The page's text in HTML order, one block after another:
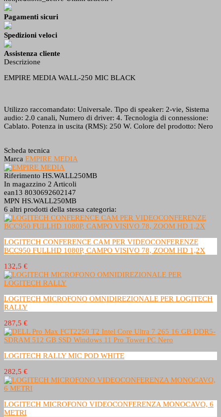
Pagamenti sicuri
Spedizioni veloci
Assistenza cliente
Descrizione
EMPIRE MEDIA WALL-250 MIC BLACK
Utilizzo raccomandato: Universale. Tipo di speaker: 2-vie, Sistema
audio: 2.0 canali, Numero di driver: 4. Tecnologia di connessione:
Cablato. Potenza in uscita (RMS): 250 W. Colore del prodotto: Nero
Scheda tecnica
Marca EMPIRE MEDIA
Riferimento HS.WALL250MB
In magazzino 2 Articoli
ean13 8030692602147
MPN HS.WALL250MB
6 altri prodotti della stessa categoria:
LOGITECH CONFERENCE CAM PER VIDEOCONFERENZE
BCC950 FULLHD 1080P, CAMPO VISIVO 78, ZOOM HD 1,2X
132,5 €
LOGITECH MICROFONO OMNIDIREZIONALE PER LOGITECH
RALLY
287,5 €
LOGITECH RALLY MIC POD WHITE
282,5 €
LOGITECH MICROFONO VIDEOCONFERENZA MONOCAVO, 6
METRI